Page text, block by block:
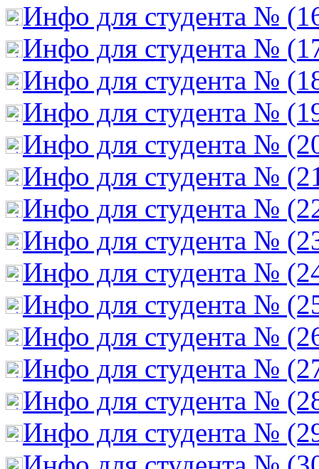
Инфо для студента №
Инфо для студента №
Инфо для студента №
Инфо для студента №
Инфо для студента №
Инфо для студента №
Инфо для студента №
Инфо для студента №
Инфо для студента №
Инфо для студента №
Инфо для студента №
Инфо для студента №
Инфо для студента №
Инфо для студента №